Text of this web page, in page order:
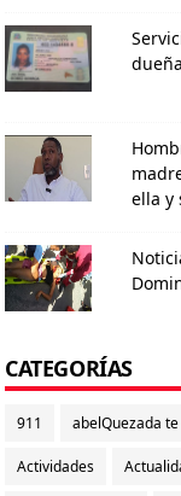
dueña
ella y
CATEGORÍAS
911 abelQuezada
Actividades